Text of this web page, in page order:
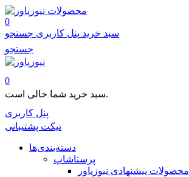
محصولات
0
سبد خرید پنل کاربری جستجو
جستجو
0
سبد خرید شما خالی است.
پنل کاربری
تیکت پشتیبانی
دسته‌بندی‌ها
پرستاشاپ
محصولات پیشنهادی نیوزپاور